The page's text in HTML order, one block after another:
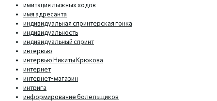
имитация лыжных ходов
имя адресанта
индивидуальная спринтерская гонка
индивидуальность
индивидуальный спринт
интервью
интервью Никиты Крюкова
интернет
интернет-магазин
интрига
информирование болельщиков